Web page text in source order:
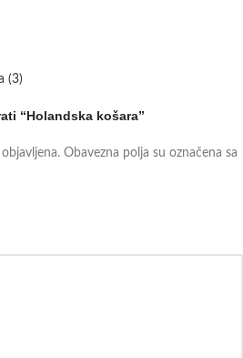
(3)
“Holandska košara”
Obavezna polja su označena sa